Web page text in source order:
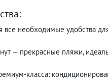
все необходимые удобства
— прекрасные пляжи,
класса: